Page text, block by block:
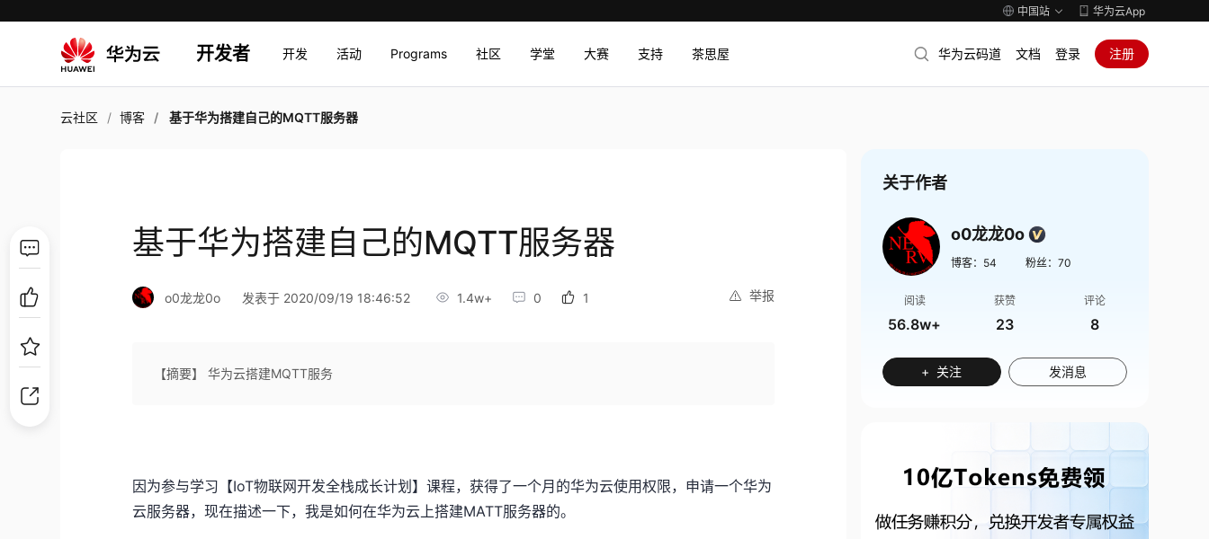
中国站 华为云App
开发者 开发 活动 Programs 社区 学堂 大赛 支持 茶思屋 华为云码道 文档 登录 注册
云社区 博客 基于华为搭建自己的MQTT服务器
基于华为搭建自己的MQTT服务器
举报
o0龙龙0o 发表于 2020/09/19 18:46:52 1.4w+ 0 1
【摘要】 华为云搭建MQTT服务
因为参与学习【IoT物联网开发全栈成长计划】课程，获得了一个月的华为云使用权限，申请一个华为
云服务器，现在描述一下，我是如何在华为云上搭建MATT服务器的。
关于作者
o0龙龙0o
博客： 54 粉丝： 70
阅读
56.8w+
获赞
23
评论
8
+ 关注 发消息